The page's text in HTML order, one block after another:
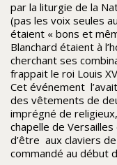
par la liturgie de la
(pas les voix seules
étaient « bons et
Blanchard étaient à
cherchant ses
frappait le roi Louis
Cet événement
des vêtements de
imprégné de
chapelle de
d’être aux claviers
commandé au début